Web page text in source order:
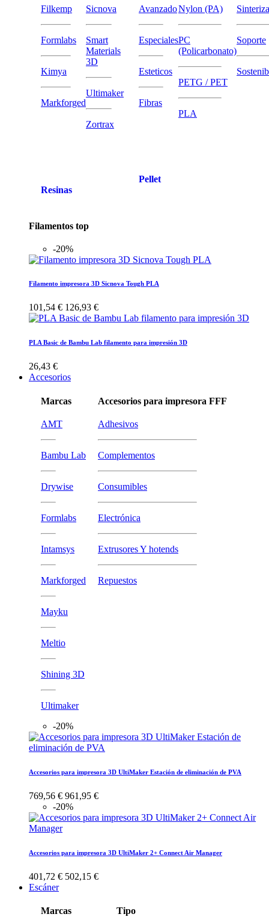
Filkemp
Formlabs
Kimya
Markforged
Sicnova
Smart
Materials
3D
Ultimaker
Zortrax
Resinas
Avanzado
Especiales
Esteticos
Fibras
Nylon (PA)
PC
(Policarbonato)
PETG / PET
PLA
Soporte
Pellet
Filamentos top
-20%
Filamento impresora 3D Sicnova Tough PLA
101,54 € 126,93 €
PLA Basic de Bambu Lab filamento para impresión 3D
26,43 €
Accesorios
Marcas
AMT
Bambu Lab
Drywise
Formlabs
Intamsys
Markforged
Mayku
Meltio
Shining 3D
Ultimaker
Accesorios para impresora FFF
Adhesivos
Complementos
Consumibles
Electrónica
Extrusores Y hotends
Repuestos
-20%
Accesorios para impresora 3D UltiMaker Estación de eliminación de PVA
769,56 € 961,95 €
-20%
Accesorios para impresora 3D UltiMaker 2+ Connect Air Manager
401,72 € 502,15 €
Escáner
Marcas Tipo